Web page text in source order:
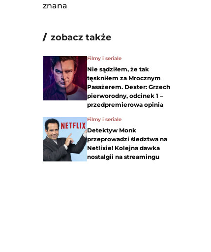
znana
zobacz także
Filmy i seriale
Nie sądziłem, że tak
tęskniłem za Mrocznym
Pasażerem. Dexter: Grzech
pierworodny, odcinek 1 –
przedpremierowa opinia
Filmy i seriale
Detektyw Monk
przeprowadzi śledztwa na
Netlixie! Kolejna dawka
nostalgii na streamingu